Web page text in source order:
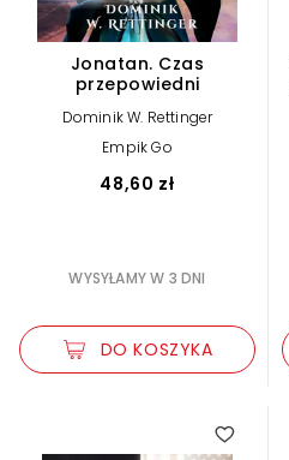
Jonatan. Czas
przepowiedni
Dominik W. Rettinger
Empik Go
48,60 zł
WYSYŁAMY W 3 DNI
DO KOSZYKA